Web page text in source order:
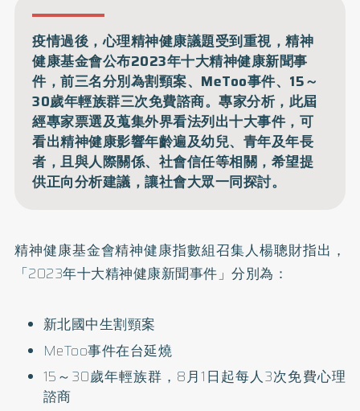
疫情過後，心理精神健康議題受到重視，精神
健康基金會公布2023年十大精神健康新聞事
件，前三名分別為割頸案、MeToo事件、15～
30歲年輕族群三次免費諮商。專家分析，此屆
經專家票選及蒐集外界看法列出十大事件，可
看出精神健康影響年齡遍及幼兒、青年及年長
者，且與人際關係、社會信任等相關，希望提
供正向分析建議，讓社會大眾一同探討。
精神健康基金會精神健康指數組召集人楊聰財指出，
「2023年十大精神健康新聞事件」分別為：
新北國中生割頸案
MeToo事件在台延燒
15～30歲年輕族群，8月1日起每人3次免費心理
諮商